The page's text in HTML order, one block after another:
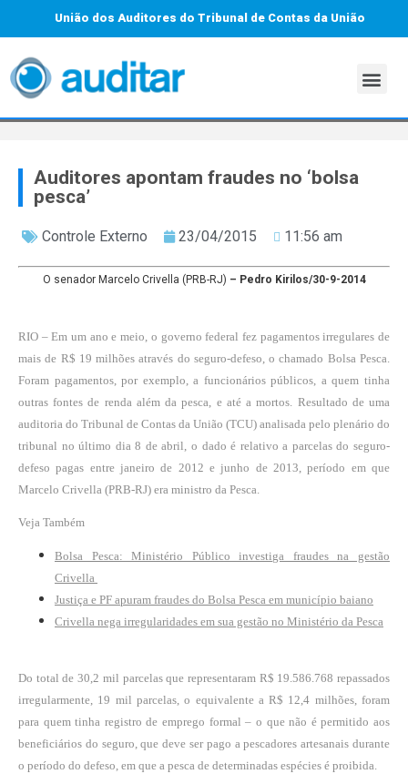
União dos Auditores do Tribunal de Contas da União
Auditores apontam fraudes no ‘bolsa
pesca’
Controle Externo 23/04/2015 11:56 am
O senador Marcelo Crivella (PRB-RJ) – Pedro Kirilos/30-9-2014
RIO – Em um ano e meio, o governo federal fez pagamentos irregulares de
mais de R$ 19 milhões através do seguro-defeso, o chamado Bolsa Pesca.
Foram pagamentos, por exemplo, a funcionários públicos, a quem tinha
outras fontes de renda além da pesca, e até a mortos. Resultado de uma
auditoria do Tribunal de Contas da União (TCU) analisada pelo plenário do
tribunal no último dia 8 de abril, o dado é relativo a parcelas do seguro-
defeso pagas entre janeiro de 2012 e junho de 2013, período em que
Marcelo Crivella (PRB-RJ) era ministro da Pesca.
Veja Também
Bolsa Pesca: Ministério Público investiga fraudes na gestão
Crivella
Justiça e PF apuram fraudes do Bolsa Pesca em município baiano
Crivella nega irregularidades em sua gestão no Ministério da Pesca
Do total de 30,2 mil parcelas que representaram R$ 19.586.768 repassados
irregularmente, 19 mil parcelas, o equivalente a R$ 12,4 milhões, foram
para quem tinha registro de emprego formal – o que não é permitido aos
beneficiários do seguro, que deve ser pago a pescadores artesanais durante
o período do defeso, em que a pesca de determinadas espécies é proibida.